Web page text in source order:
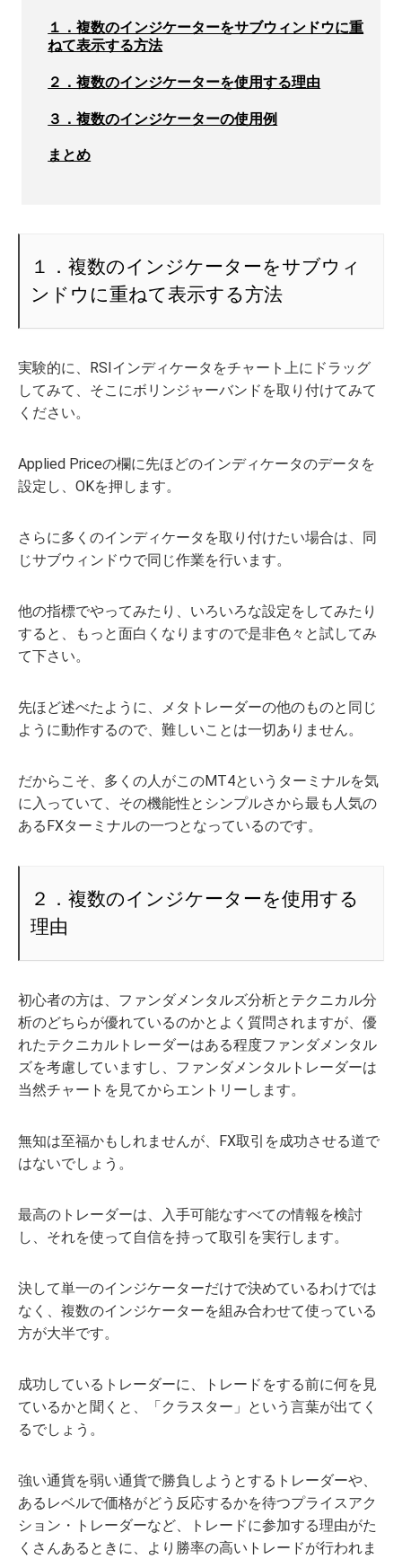
１．複数のインジケーターをサブウィンドウに重
ねて表示する方法
２．複数のインジケーターを使用する理由
３．複数のインジケーターの使用例
まとめ
１．複数のインジケーターをサブウィ
ンドウに重ねて表示する方法
実験的に、RSIインディケータをチャート上にドラッグ
してみて、そこにボリンジャーバンドを取り付けてみて
ください。
Applied Priceの欄に先ほどのインディケータのデータを
設定し、OKを押します。
さらに多くのインディケータを取り付けたい場合は、同
じサブウィンドウで同じ作業を行います。
他の指標でやってみたり、いろいろな設定をしてみたり
すると、もっと面白くなりますので是非色々と試してみ
て下さい。
先ほど述べたように、メタトレーダーの他のものと同じ
ように動作するので、難しいことは一切ありません。
だからこそ、多くの人がこのMT4というターミナルを気
に入っていて、その機能性とシンプルさから最も人気の
あるFXターミナルの一つとなっているのです。
２．複数のインジケーターを使用する
理由
初心者の方は、ファンダメンタルズ分析とテクニカル分
析のどちらが優れているのかとよく質問されますが、優
れたテクニカルトレーダーはある程度ファンダメンタル
ズを考慮していますし、ファンダメンタルトレーダーは
当然チャートを見てからエントリーします。
無知は至福かもしれませんが、FX取引を成功させる道で
はないでしょう。
最高のトレーダーは、入手可能なすべての情報を検討
し、それを使って自信を持って取引を実行します。
決して単一のインジケーターだけで決めているわけでは
なく、複数のインジケーターを組み合わせて使っている
方が大半です。
成功しているトレーダーに、トレードをする前に何を見
ているかと聞くと、「クラスター」という言葉が出てく
るでしょう。
強い通貨を弱い通貨で勝負しようとするトレーダーや、
あるレベルで価格がどう反応するかを待つプライスアク
ション・トレーダーなど、トレードに参加する理由がた
くさんあるときに、より勝率の高いトレードが行われま